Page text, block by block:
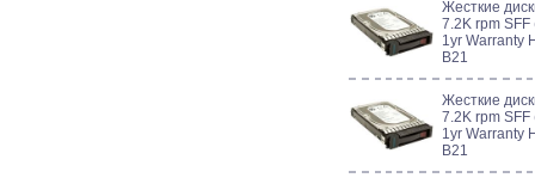
Жесткие
7.2K rpm
1yr Warranty
B21
Жесткие
7.2K rpm
1yr Warranty
B21